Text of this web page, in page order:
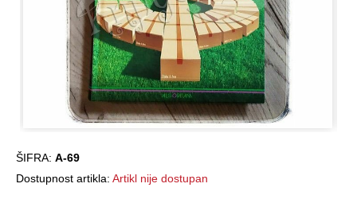
ŠIFRA: A-69
Dostupnost artikla: Artikl nije dostupan